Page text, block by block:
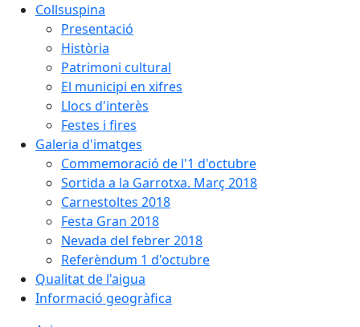
Collsuspina
Presentació
Història
Patrimoni cultural
El municipi en xifres
Llocs d'interès
Festes i fires
Galeria d'imatges
Commemoració de l'1 d'octubre
Sortida a la Garrotxa. Març 2018
Carnestoltes 2018
Festa Gran 2018
Nevada del febrer 2018
Referèndum 1 d'octubre
Qualitat de l'aigua
Informació geogràfica